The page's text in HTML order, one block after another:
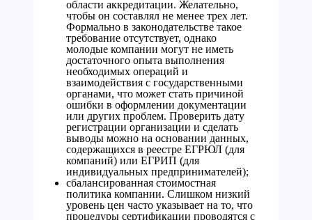
области аккредитации. Желательно,
чтобы он составлял не менее трех лет.
Формально в законодательстве такое
требование отсутствует, однако
молодые компании могут не иметь
достаточного опыта выполнения
необходимых операций и
взаимодействия с государственными
органами, что может стать причиной
ошибки в оформлении документации
или других проблем. Проверить дату
регистрации организации и сделать
выводы можно на основании данных,
содержащихся в реестре ЕГРЮЛ (для
компаний) или ЕГРИП (для
индивидуальных предпринимателей);
сбалансированная стоимостная
политика компании. Слишком низкий
уровень цен часто указывает на то, что
процедуры сертификации проводятся с